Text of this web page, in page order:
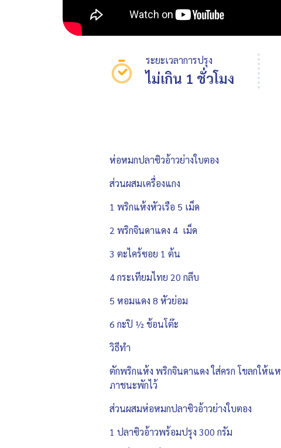
ระยะเวลาการปรุง
ไม่เกิน 1 ชั่วโมง
ห่อหมกปลาซิวอ้าวย่างใบตอง
ส่วนผสมเครื่องแกง
1 พริกแห้งหัวเรือ 5 เม็ด
2 พริกจินดาแดง 4 เม็ด
3 ตะไคร้ซอย 1 ต้น
4 กระเทียมไทย 20 กลีบ
5 หอมแดง 8 หัวย่อม
6 กะปิ ½ ช้อนโต๊ะ
วิธีทำ
ตักพริกแห้ง พริกจินดาแดง ใส่ครก โขลกให้แ
ภาชนะพักไว้
ส่วนผสมห่อหมกปลาซิวอ้าวย่างใบตอง
1 ปลาซิวอ้าวพร้อมปรุง 300 กรัม